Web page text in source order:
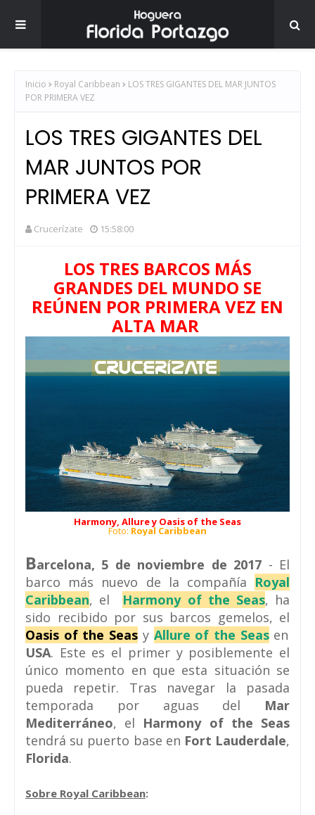
Inicio Royal Caribbean
LOS TRES GIGANTES DEL MAR JUNTOS
POR PRIMERA VEZ
LOS TRES GIGANTES DEL
MAR JUNTOS POR
PRIMERA VEZ
Crucerízate 15:58:00
LOS TRES BARCOS MÁS
GRANDES DEL MUNDO SE
REÚNEN POR PRIMERA VEZ EN
ALTA MAR
Harmony, Allure y Oasis of the Seas
Foto: Royal Caribbean
Barcelona, 5 de noviembre de 2017 - El
barco más nuevo de la compañía Royal
Caribbean, el Harmony of the Seas, ha
sido recibido por sus barcos gemelos, el
Oasis of the Seas y Allure of the Seasen
USA. Este es el primer y posiblemente el
único momento en que esta situación se
pueda repetir. Tras navegar la pasada
temporada por aguas del Mar
Mediterráneo, el Harmony of the Seas
tendrá su puerto base en Fort Lauderdale,
Florida.
Sobre Royal Caribbean: